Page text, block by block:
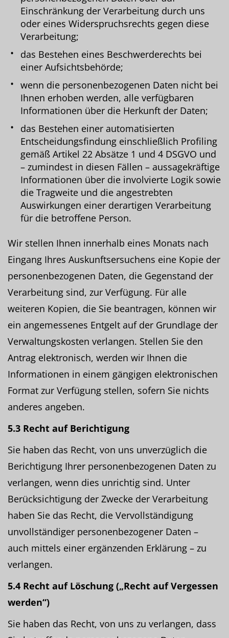
Einschränkung der Verarbeitung durch uns
oder eines Widerspruchsrechts gegen diese
Verarbeitung;
das Bestehen eines Beschwerderechts bei
einer Aufsichtsbehörde;
wenn die personenbezogenen Daten nicht bei
Ihnen erhoben werden, alle verfügbaren
Informationen über die Herkunft der Daten;
das Bestehen einer automatisierten
Entscheidungsfindung einschließlich Profiling
gemäß Artikel 22 Absätze 1 und 4 DSGVO und
– zumindest in diesen Fällen – aussagekräftige
Informationen über die involvierte Logik sowie
die Tragweite und die angestrebten
Auswirkungen einer derartigen Verarbeitung
für die betroffene Person.
Wir stellen Ihnen innerhalb eines Monats nach
Eingang Ihres Auskunftsersuchens eine Kopie der
personenbezogenen Daten, die Gegenstand der
Verarbeitung sind, zur Verfügung. Für alle
weiteren Kopien, die Sie beantragen, können wir
ein angemessenes Entgelt auf der Grundlage der
Verwaltungskosten verlangen. Stellen Sie den
Antrag elektronisch, werden wir Ihnen die
Informationen in einem gängigen elektronischen
Format zur Verfügung stellen, sofern Sie nichts
anderes angeben.
5.3 Recht auf Berichtigung
Sie haben das Recht, von uns unverzüglich die
Berichtigung Ihrer personenbezogenen Daten zu
verlangen, wenn dies unrichtig sind. Unter
Berücksichtigung der Zwecke der Verarbeitung
haben Sie das Recht, die Vervollständigung
unvollständiger personenbezogener Daten –
auch mittels einer ergänzenden Erklärung – zu
verlangen.
5.4 Recht auf Löschung („Recht auf Vergessen
werden“)
Sie haben das Recht, von uns zu verlangen, dass